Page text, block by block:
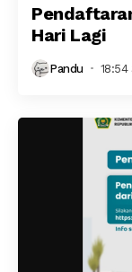
Hari Lagi
Pandu